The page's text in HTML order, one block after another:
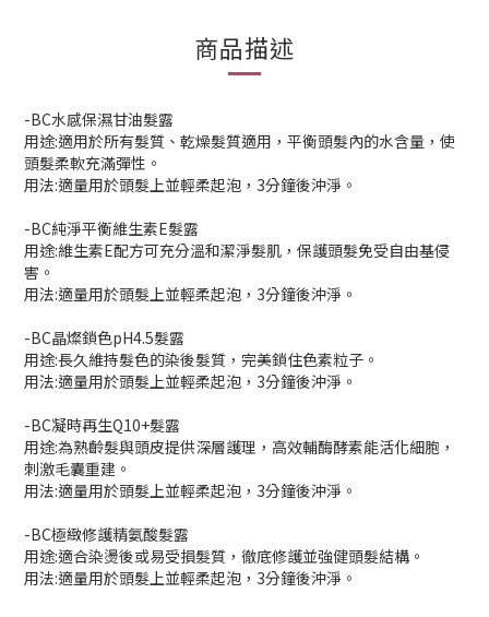
商品描述
-BC水感保濕甘油髮露
用途:適用於所有髮質、乾燥髮質適用，平衡頭髮內的水含量，使
頭髮柔軟充滿彈性。
用法:適量用於頭髮上並輕柔起泡，3分鐘後沖淨。
-BC純淨平衡維生素E髮露
用途:維生素E配方可充分溫和潔淨髮肌，保護頭髮免受自由基侵
害。
用法:適量用於頭髮上並輕柔起泡，3分鐘後沖淨。
-BC晶燦鎖色pH4.5髮露
用途:長久維持髮色的染後髮質，完美鎖住色素粒子。
用法:適量用於頭髮上並輕柔起泡，3分鐘後沖淨。
-BC凝時再生Q10+髮露
用途:為熟齡髮與頭皮提供深層護理，高效輔酶酵素能活化細胞，
刺激毛囊重建。
用法:適量用於頭髮上並輕柔起泡，3分鐘後沖淨。
-BC極緻修護精氨酸髮露
用途:適合染燙後或易受損髮質，徹底修護並強健頭髮結構。
用法:適量用於頭髮上並輕柔起泡，3分鐘後沖淨。